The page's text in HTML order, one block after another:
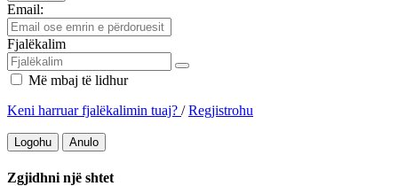
Email:
Fjalëkalim
Më mbaj të lidhur
Keni harruar fjalëkalimin tuaj? /Regjistrohu
Logohu Anulo
Zgjidhni një shtet